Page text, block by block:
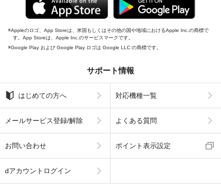
Appleのロゴ、App Storeは、米国もしくはその他の国や地域におけるApple Inc.の商標で
す。App Storeは、Apple Inc.のサービスマークです。
Google Play および Google Play ロゴは Google LLC の商標です。
サポート情報
はじめての方へ 対応機種一覧
メールサービス登録/解除 よくある質問
お問い合わせ ポイント表示設定
dアカウントログイン